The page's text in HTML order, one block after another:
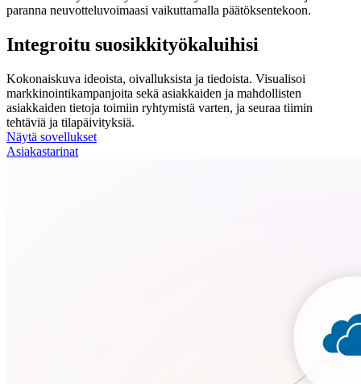
paranna neuvotteluvoimaasi vaikuttamalla päätöksentekoon.
Integroitu suosikkityökaluihisi
Kokonaiskuva ideoista, oivalluksista ja tiedoista. Visualisoi
markkinointikampanjoita sekä asiakkaiden ja mahdollisten
asiakkaiden tietoja toimiin ryhtymistä varten, ja seuraa tiimin
tehtäviä ja tilapäivityksiä.
Näytä sovellukset
Asiakastarinat